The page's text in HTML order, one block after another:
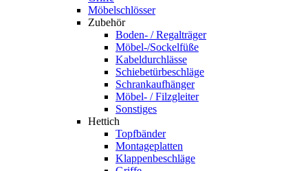
Möbelschlösser
Zubehör
Boden- / Regalträger
Möbel-/Sockelfüße
Kabeldurchlässe
Schiebetürbeschläge
Schrankaufhänger
Möbel- / Filzgleiter
Sonstiges
Hettich
Topfbänder
Montageplatten
Klappenbeschläge